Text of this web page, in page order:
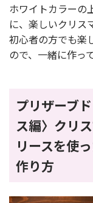
ホワイトカラーの
に、楽しいクリス
初心者の方でも楽
ので、一緒に作っ
プリザーブ
ス編〉クリ
リースを使
作り方